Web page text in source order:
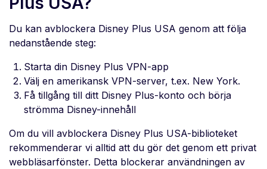
Du kan avblockera Disney Plus USA genom att följa
nedanstående steg:
Starta din Disney Plus VPN-app
Välj en amerikansk VPN-server, t.ex. New York.
Få tillgång till ditt Disney Plus-konto och börja
strömma Disney-innehåll
Om du vill avblockera Disney Plus USA-biblioteket
rekommenderar vi alltid att du gör det genom ett privat
webbläsarfönster. Detta blockerar användningen av